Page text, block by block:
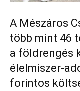
A Mészáros
több mint 46
a földrengés
élelmiszer-
forintos